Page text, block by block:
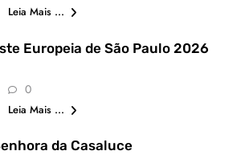
Leia Mais ...
Europeia de São Paulo 2026
0
Leia Mais ...
da Casaluce